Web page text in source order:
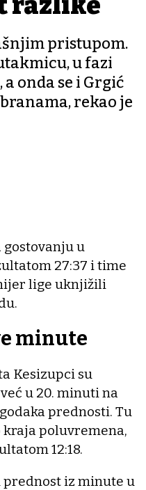
pristupom.
u fazi
onda se i Grgić
rekao je
gostovanju u
27:37 i time
lige uknjižili
minute
Kesizupci su
u 20. minuti na
prednosti. Tu
poluvremena,
12:18.
iz minute u